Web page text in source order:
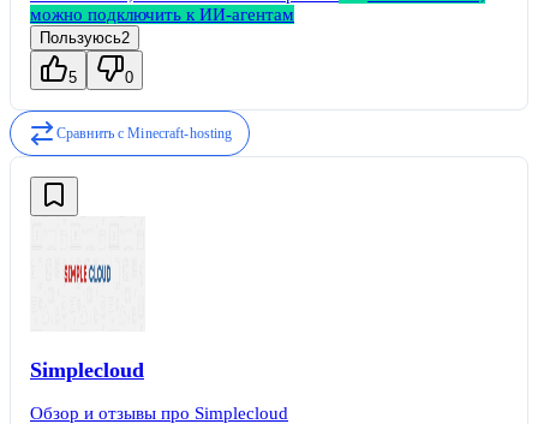
можно подключить к ИИ-агентам
Пользуюсь2
5 0
Сравнить сMinecraft-hosting
Simplecloud
Обзор и отзывы про Simplecloud